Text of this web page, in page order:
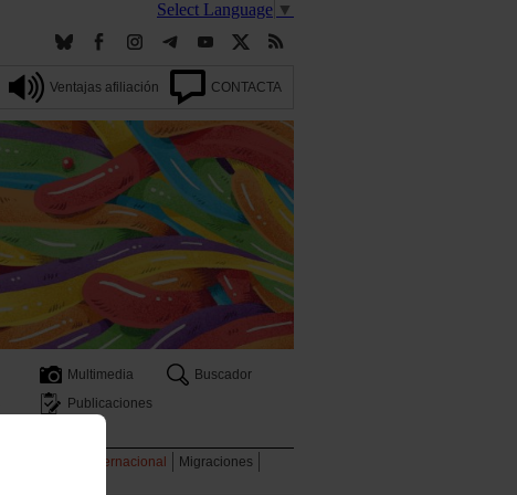
Select Language ▼
Ventajas afiliación CONTACTA
Multimedia
Buscador
Publicaciones
Internacional
Migraciones